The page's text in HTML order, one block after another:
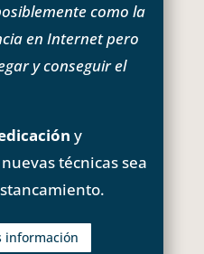
como la
en Internet pero
y conseguir el
y
técnicas sea
información